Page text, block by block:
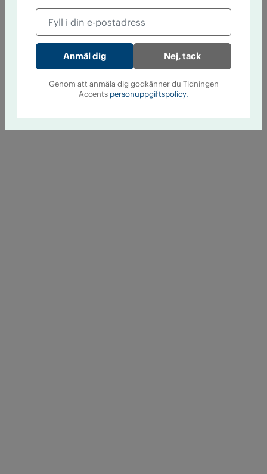
Nej, tack
Genom att anmäla dig godkänner du Tidningen
Accents personuppgiftspolicy.